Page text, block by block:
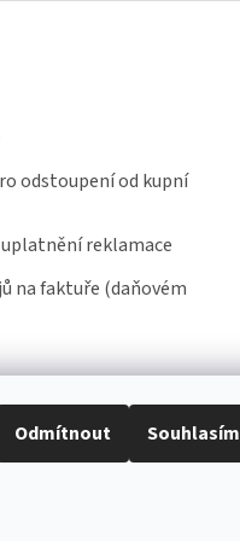
Odmítnout Souhlasím
odstoupení od kupní
reklamace
na faktuře (daňovém